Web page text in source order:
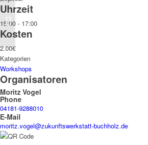
Uhrzeit
15:00 - 17:00
Kosten
2.00€
Kategorien
Workshops
Organisatoren
Moritz Vogel
Phone
04181-9288010
E-Mail
moritz.vogel@zukunftswerkstatt-buchholz.de
Ein Nikolausabend mit
Quanten, Photonen und
Sternenstaub